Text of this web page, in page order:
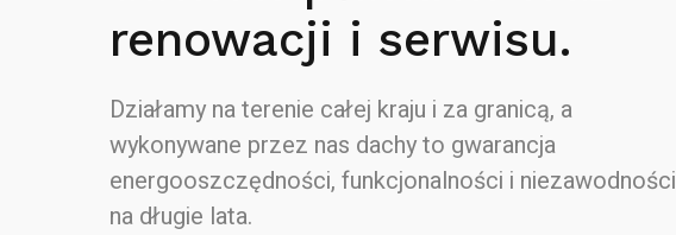
renowacji i serwisu.
Działamy na terenie całej kraju i za granicą, a
wykonywane przez nas dachy to gwarancja
energooszczędności, funkcjonalności i niezawodności
na długie lata.